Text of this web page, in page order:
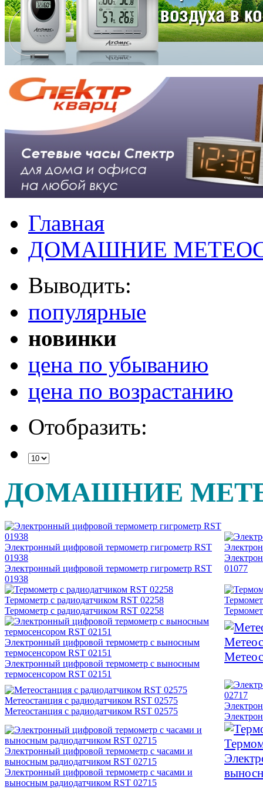
Главная
ДОМАШНИЕ
Выводить:
популярные
новинки
цена по убыванию
цена по возрастанию
Отобразить:
ДОМАШНИЕ
Электронный цифровой термометр гигрометр RST
01938
Электронный цифровой термометр гигрометр RST
01938
01077
Термометр с радиодатчиком RST 02258
Термометр с радиодатчиком RST 02258
Электронный цифровой термометр с выносным
термосенсором RST 02151
Электронный цифровой термометр с выносным
термосенсором RST 02151
Метеостанция с радиодатчиком RST 02575
Метеостанция с радиодатчиком RST 02575
Электронный цифровой термометр с часами и
выносным радиодатчиком RST 02715
Электронный цифровой термометр с часами и
выносным радиодатчиком RST 02715